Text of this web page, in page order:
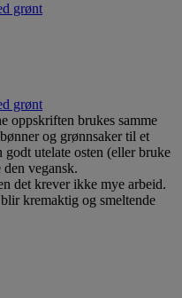
grønt
grønt
oppskriften brukes samme
og grønnsaker til et
utelate osten (eller bruke
vegansk.
det krever ikke mye arbeid.
kremaktig og smeltende